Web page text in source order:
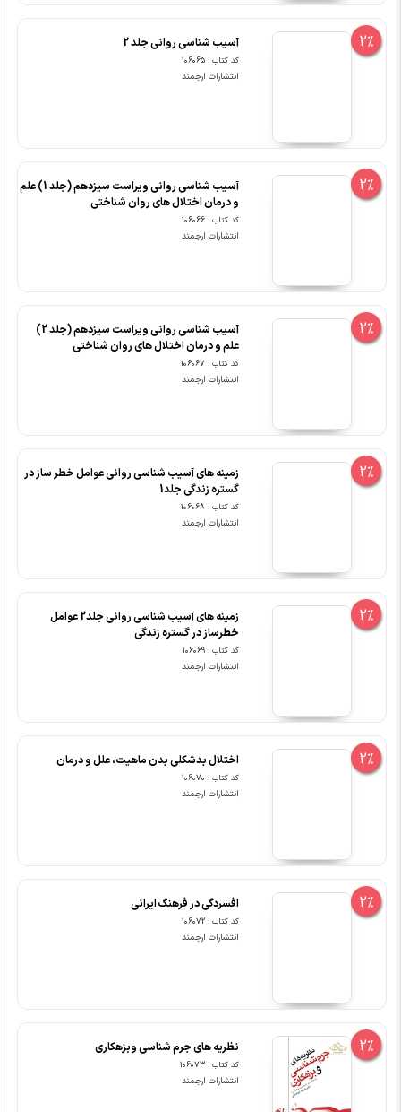
2% آسیب شناسی روانی جلد 2
کد کتاب : 106065
انتشارات ارجمند
2%
آسیب شناسی روانی ویراست سیزدهم (جلد 1) علم
و درمان اختلال های روان شناختی
کد کتاب : 106066
انتشارات ارجمند
2%
آسیب شناسی روانی ویراست سیزدهم (جلد 2)
علم و درمان اختلال های روان شناختی
کد کتاب : 106067
انتشارات ارجمند
2%
زمینه های آسیب شناسی روانی عوامل خطر ساز در
گستره زندگی جلد1
کد کتاب : 106068
انتشارات ارجمند
2%
زمینه های آسیب شناسی روانی جلد2 عوامل
خطرساز در گستره زندگی
کد کتاب : 106069
انتشارات ارجمند
2% اختلال بدشکلی بدن ماهیت، علل و درمان
کد کتاب : 106070
انتشارات ارجمند
2% افسردگی در فرهنگ ایرانی
کد کتاب : 106072
انتشارات ارجمند
2% نظریه های جرم شناسی وبزهکاری
کد کتاب : 106073
انتشارات ارجمند